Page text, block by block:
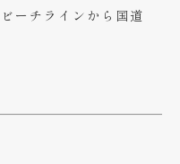
ーチラインから国道